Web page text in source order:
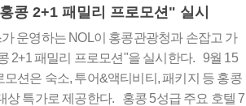
희석에 따른 비현금성 이익 등 일회성 이익
콩 2+1 패밀리 프로모션" 실시
운영하는 NOL이 홍콩관광청과 손잡고 가
2+1 패밀리 프로모션"을 실시한다. 9월 15
션은 숙소, 투어&액티비티, 패키지 등 홍콩
상 특가로 제공한다. 홍콩 5성급 주요 호텔 7